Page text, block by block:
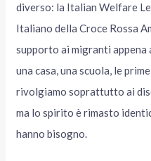
diverso: la Italian Welfare
Italiano della Croce Rossa
supporto ai migranti
una casa, una scuola, le
rivolgiamo soprattutto ai
ma lo spirito è rimasto
hanno bisogno.